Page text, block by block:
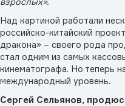
Над картиной работали
российско-китайский
дракона» – своего рода
стал одним из самых
кинематографа. Но теперь
международный уровень.
Сергей Сельянов,